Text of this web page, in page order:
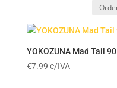
YOKOZUNA Mad Tail 90
€7.99 c/IVA